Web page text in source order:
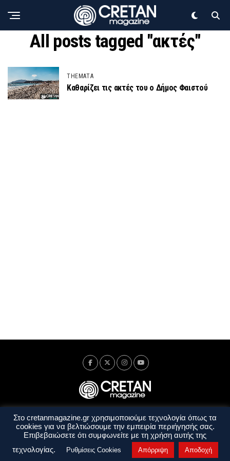
All posts tagged "ακτές"
THEMATA
Καθαρίζει τις ακτές του ο Δήμος Φαιστού
Ταυτότητα Πολιτική Απορρήτου
Όροι Χρήσης
Όροι και Προϋποθέσεις
Στο cretanmagazine.gr χρησιμοποιούμε τεχνολογία όπως τα
cookies για να βελτιώσουμε την εμπειρία περιήγησής σας.
Επιβεβαιώσετε ότι συμφωνείτε με τη χρήση αυτής της
τεχνολογίας.
Ρυθμίσεις Cookies Απόρριψη Αποδοχή